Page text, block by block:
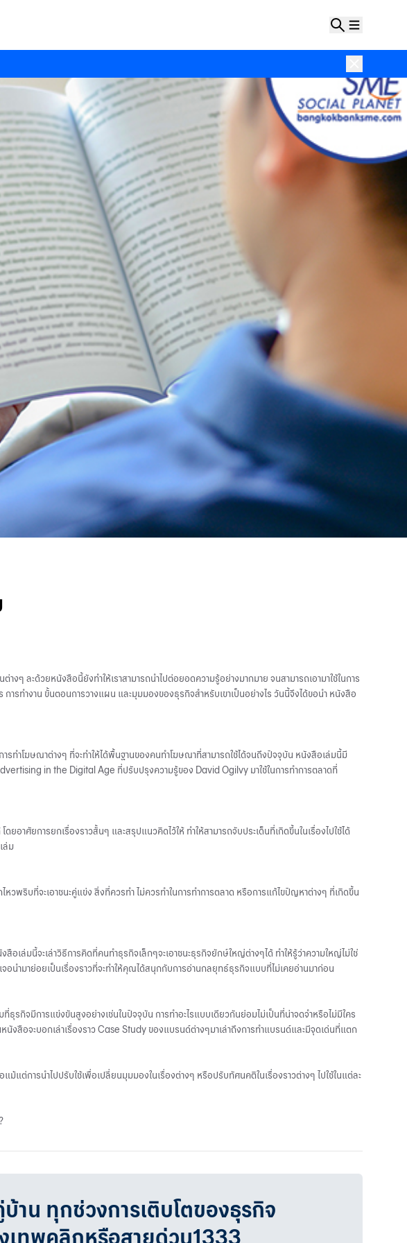
ละด้วยหนังสือนี้ยังทำให้เราสามารถนำไปต่อยอดความรู้อย่างมากมาย จนสามารถเอามาใช้ในการ
การทำงาน ขั้นตอนการวางแผน และมุมมองของธุรกิจสำหรับเขาเป็นอย่างไร วันนี้จึงได้ขอนำ หนังสือ
ทำโฆษณาต่างๆ ที่จะทำให้ได้พื้นฐานของคนทำโฆษณาที่สามารถใช้ได้จนถึงปัจจุบัน หนังสือเล่มนี้มี
in the Digital Age ที่ปรับปรุงความรู้ของ David Ogilvy มาใช้ในการทำการตลาดที่
าศัยการยกเรื่องราวสั้นๆ และสรุปแนวคิดไว้ให้ ทำให้สามารถจับประเด็นที่เกิดขึ้นในเรื่องไปใช้ได้
ล่ม
วพริบที่จะเอาชนะคู่แข่ง สิ่งที่ควรทำ ไม่ควรทำในการทำการตลาด หรือการแก้ไขปัญหาต่างๆ ที่เกิดขึ้น
เล่มนี้จะเล่าวิธีการคิดที่คนทำธุรกิจเล็กๆจะเอาชนะธุรกิจยักษ์ใหญ่ต่างๆได้ ทำให้รู้ว่าความใหญ่ไม่ใช่
อนำมาย่อยเป็นเรื่องราวที่จะทำให้คุณได้สนุกกับการอ่านกลยุทธ์ธุรกิจแบบที่ไม่เคยอ่านมาก่อน
รกิจมีการแข่งขันสูงอย่างเช่นในปัจจุบัน การทำอะไรแบบเดียวกันย่อมไม่เป็นที่น่าจดจำหรือไม่มีใคร
งสือจะบอกเล่าเรื่องราว Case Study ของแบรนด์ต่างๆมาเล่าถึงการทำแบรนด์และมีจุดเด่นที่แตก
ม้แต่การนำไปปรับใช้เพื่อเปลี่ยนมุมมองในเรื่องต่างๆ หรือปรับทัศนคติในเรื่องราวต่างๆ ไปใช้ในแต่ละ
าน ทุกช่วงการเติบโตของธุรกิจ
เทพคลิกหรือสายด่วน1333